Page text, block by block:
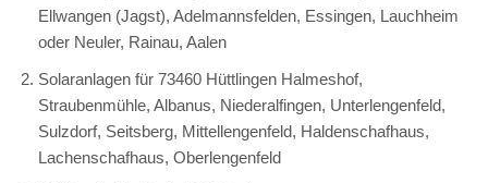
Ellwangen (Jagst), Adelmannsfelden, Essingen, Lauchheim
oder Neuler, Rainau, Aalen
Solaranlagen für 73460 Hüttlingen Halmeshof,
Straubenmühle, Albanus, Niederalfingen, Unterlengenfeld,
Sulzdorf, Seitsberg, Mittellengenfeld, Haldenschafhaus,
Lachenschafhaus, Oberlengenfeld